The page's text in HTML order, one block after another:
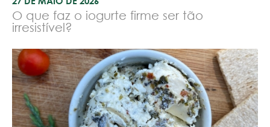
O que faz o iogurte firme ser tão
irresistível?